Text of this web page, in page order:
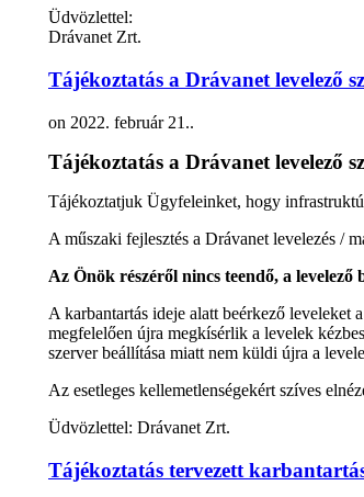
Üdvözlettel:
Drávanet Zrt.
Tájékoztatás a Drávanet levelező
on 2022. február 21..
Tájékoztatás a Drávanet levelező
Tájékoztatjuk Ügyfeleinket, hogy
A műszaki fejlesztés a Drávanet levelezés /
Az Önök részéről nincs teendő, a levelező
A karbantartás ideje alatt beérkező
megfelelően újra megkísérlik a levelek
szerver beállítása miatt nem küldi újra a
Az esetleges kellemetlenségekért szíves
Üdvözlettel: Drávanet Zrt.
Tájékoztatás tervezett